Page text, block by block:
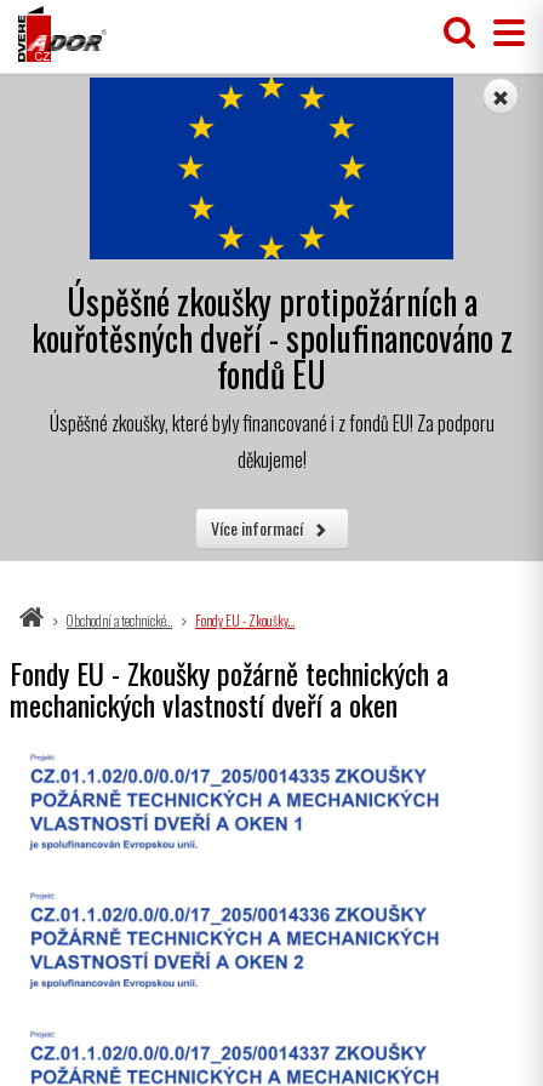
Úspěšné zkoušky protipožárních a
kouřotěsných dveří - spolufinancováno z
fondů EU
Úspěšné zkoušky, které byly financované i z fondů EU! Za podporu
děkujeme!
Více informací
Obchodní a technické… Fondy EU - Zkoušky…
Fondy EU - Zkoušky požárně technických a
mechanických vlastností dveří a oken